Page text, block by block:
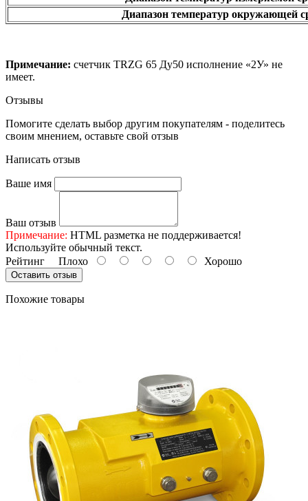
Диапазон температур окружающей
Примечание: счетчик TRZG 65 Ду50 исполнение «2У» не
имеет.
Отзывы
Помогите сделать выбор другим покупателям - поделитесь
своим мнением, оставьте свой отзыв
Написать отзыв
Ваше имя
Ваш отзыв
Примечание: HTML разметка не поддерживается!
Используйте обычный текст.
Рейтинг Плохо Хорошо
Оставить отзыв
Похожие товары